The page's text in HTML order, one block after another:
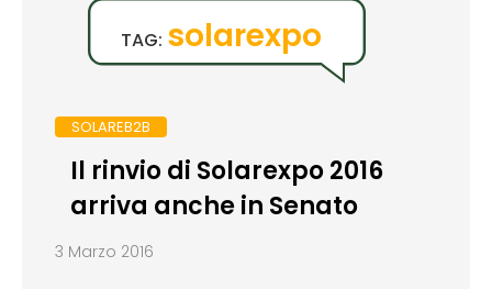
TAG: solarexpo
SOLAREB2B
Il rinvio di Solarexpo 2016
arriva anche in Senato
3 Marzo 2016